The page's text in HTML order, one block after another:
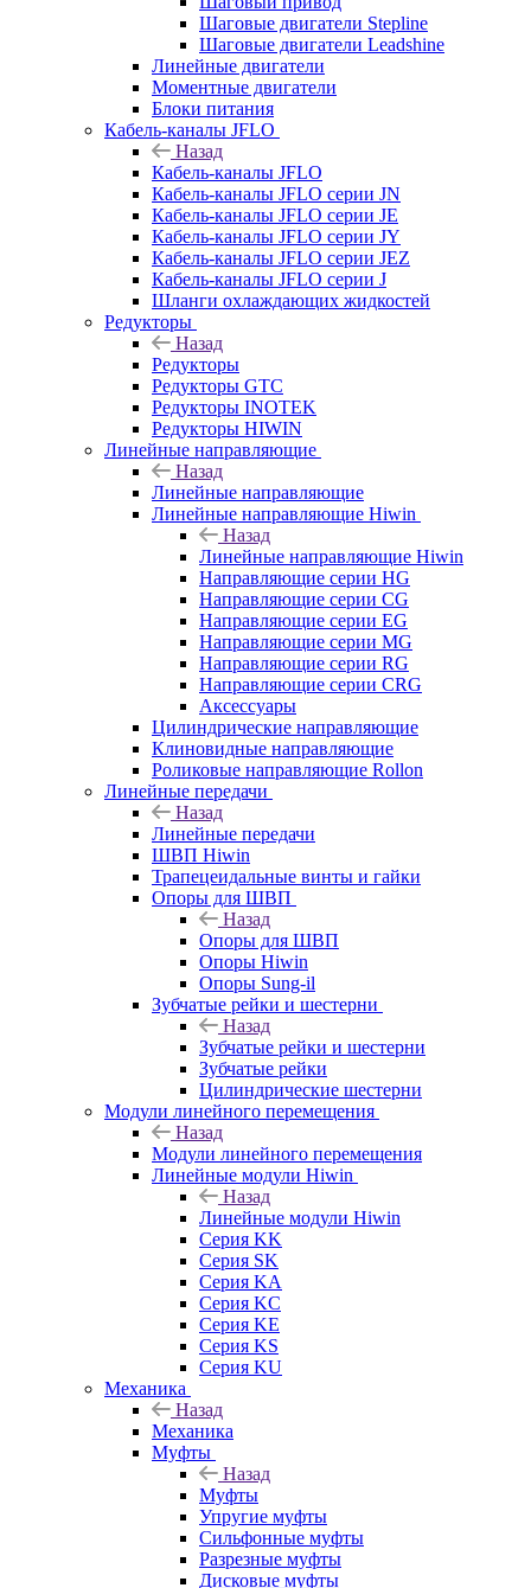
Шаговые двигатели Stepline
Шаговые двигатели Leadshine
Линейные двигатели
Моментные двигатели
Блоки питания
Кабель-каналы JFLO
Назад
Кабель-каналы JFLO
Кабель-каналы JFLO серии JN
Кабель-каналы JFLO серии JE
Кабель-каналы JFLO серии JY
Кабель-каналы JFLO серии JEZ
Кабель-каналы JFLO серии J
Шланги охлаждающих жидкостей
Редукторы
Назад
Редукторы
Редукторы GTC
Редукторы INOTEK
Редукторы HIWIN
Линейные направляющие
Назад
Линейные направляющие
Линейные направляющие Hiwin
Назад
Линейные направляющие Hiwin
Направляющие серии HG
Направляющие серии CG
Направляющие серии EG
Направляющие серии MG
Направляющие серии RG
Направляющие серии CRG
Аксессуары
Цилиндрические направляющие
Клиновидные направляющие
Роликовые направляющие Rollon
Линейные передачи
Назад
Линейные передачи
ШВП Hiwin
Трапецеидальные винты и гайки
Опоры для ШВП
Назад
Опоры для ШВП
Опоры Hiwin
Опоры Sung-il
Зубчатые рейки и шестерни
Назад
Зубчатые рейки и шестерни
Зубчатые рейки
Цилиндрические шестерни
Модули линейного перемещения
Назад
Модули линейного перемещения
Линейные модули Hiwin
Назад
Линейные модули Hiwin
Серия KK
Серия SK
Серия KA
Серия KC
Серия KE
Серия KS
Серия KU
Механика
Назад
Механика
Муфты
Назад
Муфты
Упругие муфты
Сильфонные муфты
Разрезные муфты
Дисковые муфты